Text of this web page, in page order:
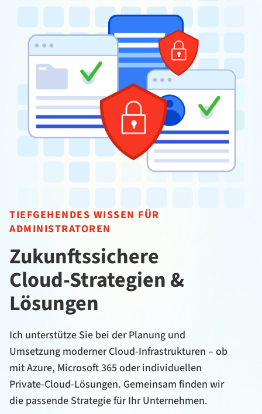
TIEFGEHENDES WISSEN FÜR
ADMINISTRATOREN
Zukunftssichere
Cloud-Strategien &
Lösungen
Ich unterstütze Sie bei der Planung und
Umsetzung moderner Cloud-Infrastrukturen – ob
mit Azure, Microsoft 365 oder individuellen
Private-Cloud-Lösungen. Gemeinsam finden wir
die passende Strategie für Ihr Unternehmen.